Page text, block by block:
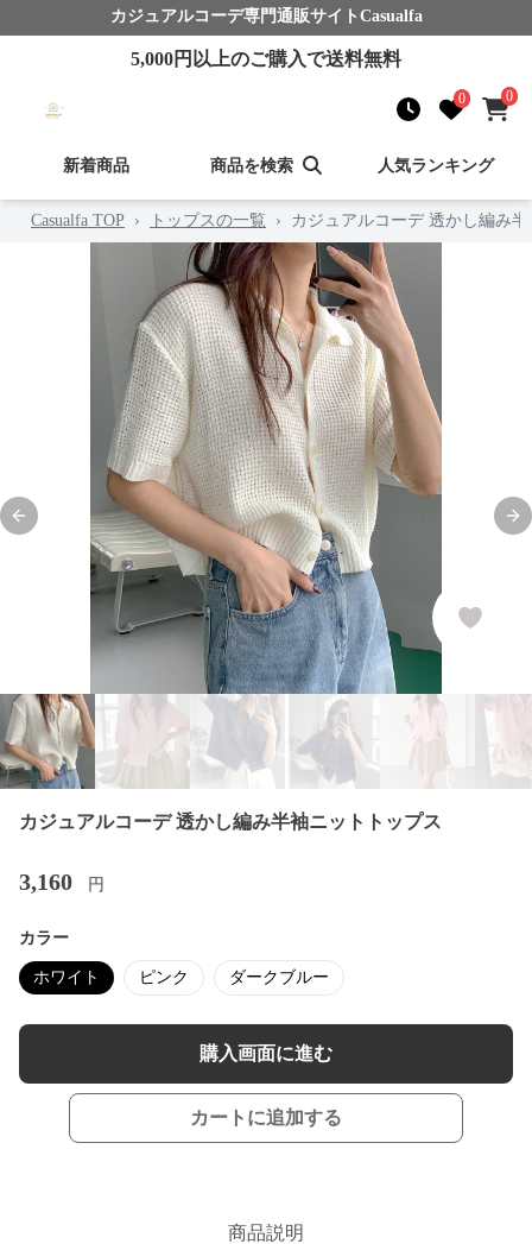
カジュアルコーデ専門通販サイト Casualfa
5,000円以上のご購入で送料無料
0 0
新着商品 商品を検索 人気ランキング
Casualfa TOP › トップスの一覧 › カジュアルコーデ 透かし編み
Previous slide
カジュアルコーデ 透かし編み半袖ニットトップス
3,160 円
カラー
ホワイト ピンク ダークブルー
購入画面に進む
カートに追加する
商品説明